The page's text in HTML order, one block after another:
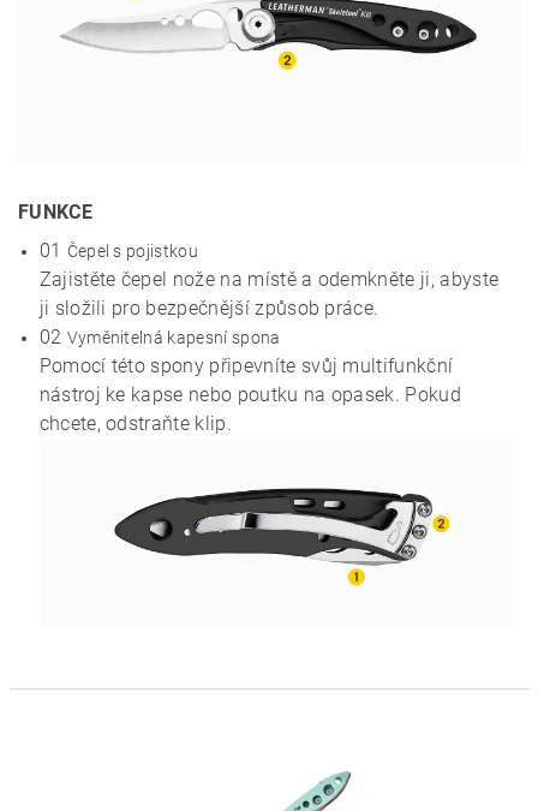
FUNKCE
01 Čepel s pojistkou
Zajistěte čepel nože na místě a odemkněte ji, abyste
ji složili pro bezpečnější způsob práce.
02 Vyměnitelná kapesní spona
Pomocí této spony připevníte svůj multifunkční
nástroj ke kapse nebo poutku na opasek. Pokud
chcete, odstraňte klip.